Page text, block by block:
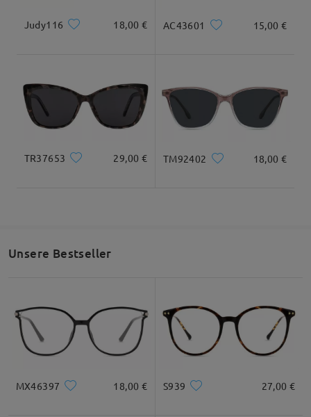
Judy116 18,00 € AC43601 15,00 €
TR37653 29,00 € TM92402 18,00 €
Unsere Bestseller
MX46397 18,00 € S939 27,00 €